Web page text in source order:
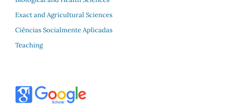
Exact and Agricultural Sciences
Ciências Socialmente Aplicadas
Teaching